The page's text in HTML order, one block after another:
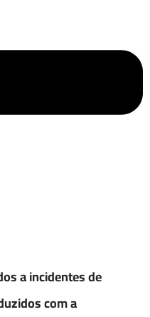
a incidentes de
com a